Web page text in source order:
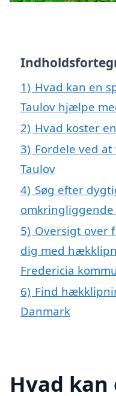
1) Hvad kan en
Taulov hjælpe
2) Hvad koster
3) Fordele ved
Taulov
4) Søg efter
5) Oversigt over
dig med
Fredericia
6) Find
Danmark
Hvad